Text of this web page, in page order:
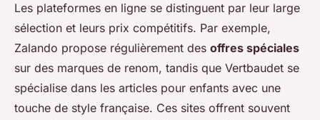
Les plateformes en ligne se distinguent par leur large
sélection et leurs prix compétitifs. Par exemple,
Zalando propose régulièrement des offres spéciales
sur des marques de renom, tandis que Vertbaudet se
spécialise dans les articles pour enfants avec une
touche de style française. Ces sites offrent souvent